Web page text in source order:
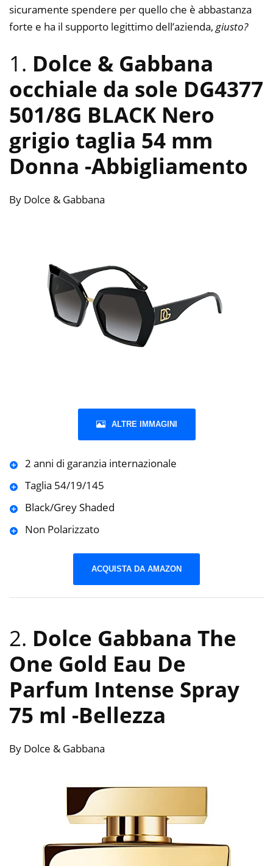
sicuramente spendere per quello che è abbastanza
forte e ha il supporto legittimo dell’azienda, giusto?
1. Dolce & Gabbana
occhiale da sole DG4377
501/8G BLACK Nero
grigio taglia 54 mm
Donna -Abbigliamento
By Dolce & Gabbana
ALTRE IMMAGINI
2 anni di garanzia internazionale
Taglia 54/19/145
Black/Grey Shaded
Non Polarizzato
ACQUISTA DA AMAZON
2. Dolce Gabbana The
One Gold Eau De
Parfum Intense Spray
75 ml -Bellezza
By Dolce & Gabbana